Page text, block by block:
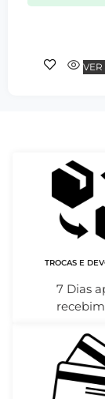
VER
TROCAS E
7 Dias